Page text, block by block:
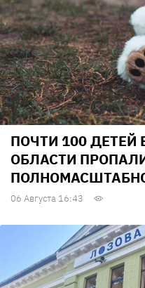
ПОЧТИ 100 ДЕТЕЙ
ОБЛАСТИ
06 Августа 16:43